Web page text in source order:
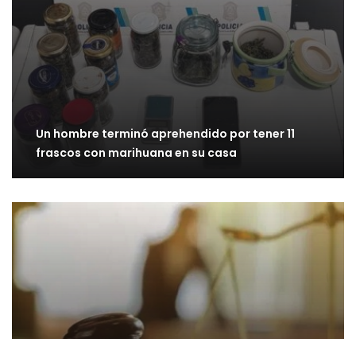
Un hombre terminó aprehendido por tener 11
frascos con marihuana en su casa